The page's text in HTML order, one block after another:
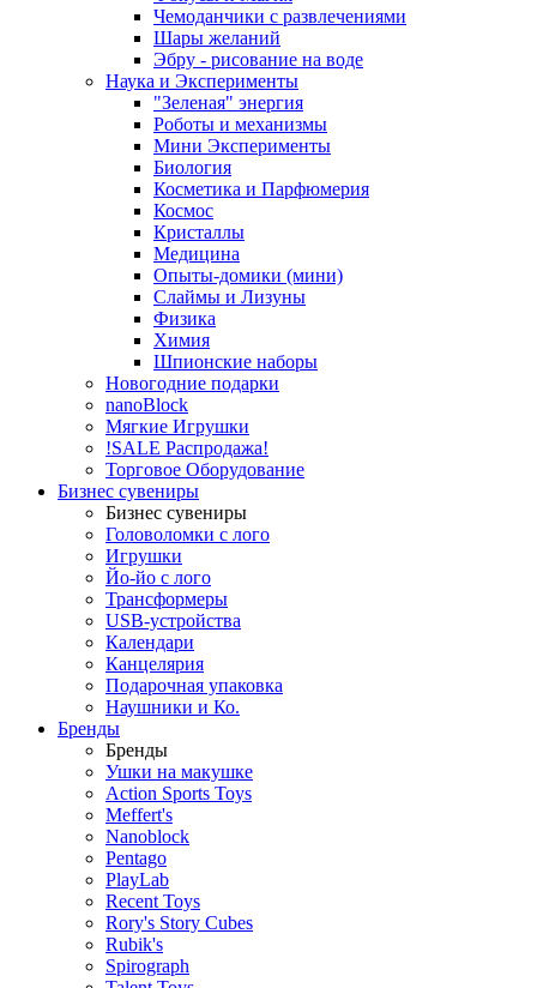
Чемоданчики с развлечениями
Шары желаний
Эбру - рисование на воде
Наука и Эксперименты
"Зеленая" энергия
Роботы и механизмы
Мини Эксперименты
Биология
Косметика и Парфюмерия
Космос
Кристаллы
Медицина
Опыты-домики (мини)
Слаймы и Лизуны
Физика
Химия
Шпионские наборы
Новогодние подарки
nanoBlock
Мягкие Игрушки
!SALE Распродажа!
Торговое Оборудование
Бизнес сувениры
Бизнес сувениры
Головоломки с лого
Игрушки
Йо-йо с лого
Трансформеры
USB-устройства
Календари
Канцелярия
Подарочная упаковка
Наушники и Ко.
Бренды
Бренды
Ушки на макушке
Action Sports Toys
Meffert's
Nanoblock
Pentago
PlayLab
Recent Toys
Rory's Story Cubes
Rubik's
Spirograph